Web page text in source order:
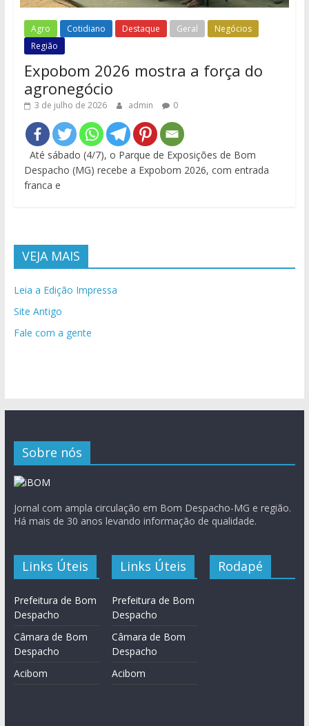
Agro Cotidiano Destaque Geral
Negócios
Região
Expobom 2026 mostra a força do
agronegócio
3 de julho de 2026 admin 0
Até sábado (4/7), o Parque de Exposições de Bom
Despacho (MG) recebe a Expobom 2026, com entrada
franca e
VEJA MAIS
Leia a Edição Impressa
Site Antigo
Fale com a gente
Sobre nós
Jornal com ampla circulação em Bom Despacho-MG e região.
Há mais de 30 anos levando informação de qualidade.
Links Úteis
Prefeitura de Bom
Despacho
Câmara de Bom
Despacho
Acibom
Links Úteis
Prefeitura de Bom
Despacho
Câmara de Bom
Despacho
Acibom
Rodapé